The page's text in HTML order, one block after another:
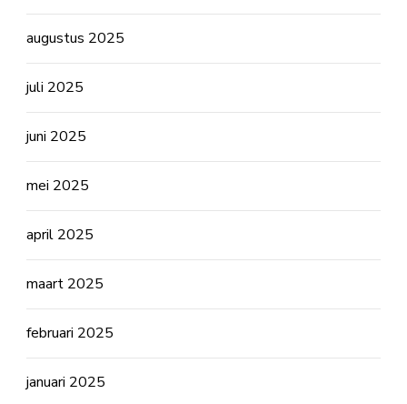
augustus 2025
juli 2025
juni 2025
mei 2025
april 2025
maart 2025
februari 2025
januari 2025